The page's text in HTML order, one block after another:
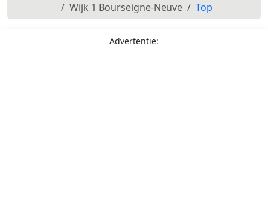
Wijk 1 Bourseigne-Neuve
Top
Advertentie: